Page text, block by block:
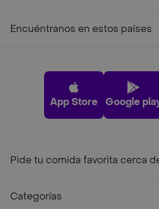
Encuéntranos en estos países
App Store Google
Pide tu comida favorita cerca
Categorías